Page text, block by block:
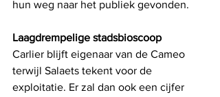
hun weg naar het publiek gevonden.
Laagdrempelige stadsbioscoop
Carlier blijft eigenaar van de Cameo
terwijl Salaets tekent voor de
exploitatie. Er zal dan ook een cijfer